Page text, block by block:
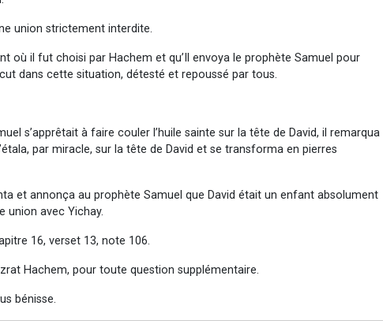
union strictement interdite.
où il fut choisi par Hachem et qu’Il envoya le prophète Samuel pour
dans cette situation, détesté et repoussé par tous.
s’apprêtait à faire couler l’huile sainte sur la tête de David, il remarqua
par miracle, sur la tête de David et se transforma en pierres
et annonça au prophète Samuel que David était un enfant absolument
union avec Yichay.
16, verset 13, note 106.
Hachem, pour toute question supplémentaire.
bénisse.